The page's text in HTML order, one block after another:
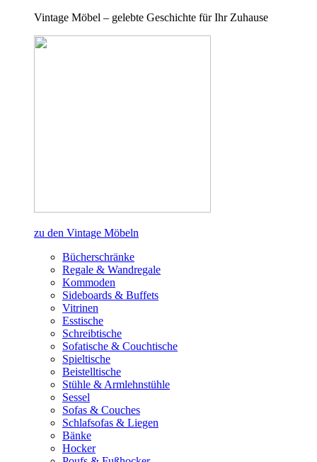
Vintage Möbel – gelebte Geschichte für Ihr Zuhause
zu den Vintage Möbeln
Bücherschränke
Regale & Wandregale
Kommoden
Sideboards & Buffets
Vitrinen
Esstische
Schreibtische
Sofatische & Couchtische
Spieltische
Beistelltische
Stühle & Armlehnstühle
Sessel
Sofas & Couches
Schlafsofas & Liegen
Bänke
Hocker